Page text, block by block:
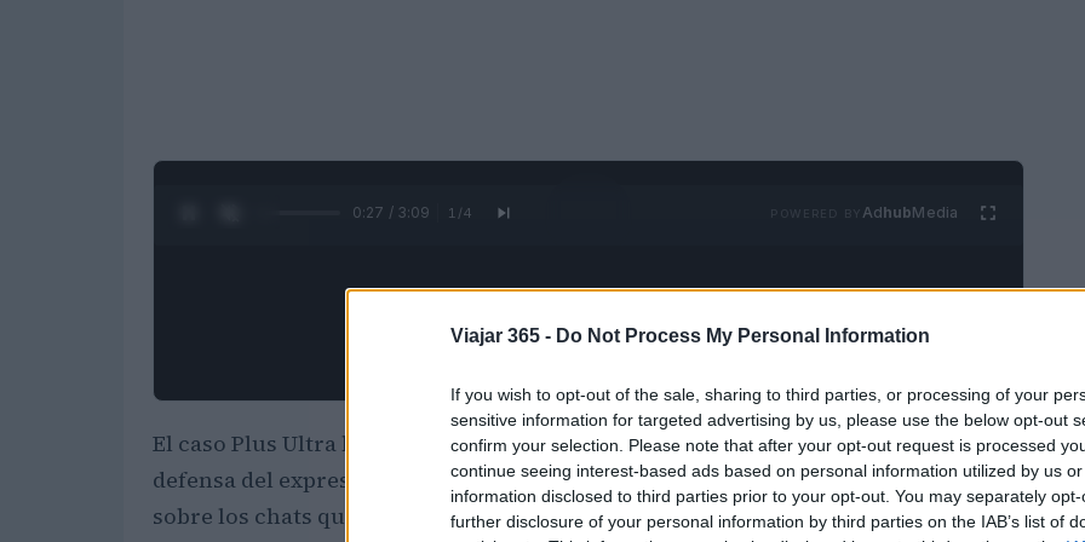
Viajar 365 - Do Not Process My Personal Information
If you wish to opt-out of the sale, sharing to third parties, or processing of your
sensitive information for targeted advertising by us, please use the below opt-out
confirm your selection. Please note that after your opt-out request is processed
continue seeing interest-based ads based on personal information utilized by us
information disclosed to third parties prior to your opt-out. You may separately
further disclosure of your personal information by third parties on the IAB’s list of
0:28 / 3:09 1 /4 AdhubMedia
El caso Plus Ultra ha generado un intenso debate jurídico y político en España. La
defensa del expresidente José Luis Rodríguez Zapatero ha solicitado información
sobre los chats que desencadenaron el caso, buscando la nulidad de esta prueba.